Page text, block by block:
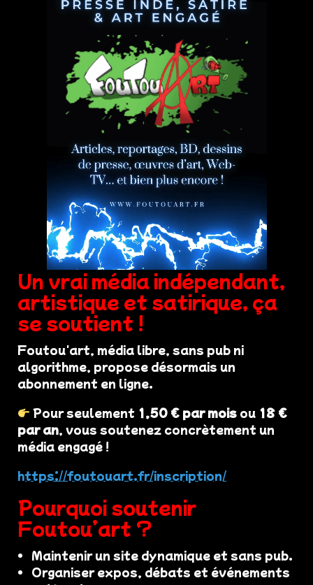
Un vrai média indépendant,
artistique et satirique, ça
se soutient !
Foutou'art, média libre, sans pub ni
algorithme, propose désormais un
abonnement en ligne.
Pour seulement 1,50 € par mois ou 18 €
par an, vous soutenez concrètement un
média engagé !
https://foutouart.fr/inscription/
Pourquoi soutenir
Foutou’art ?
Maintenir un site dynamique et sans pub.
Organiser expos, débats et événements